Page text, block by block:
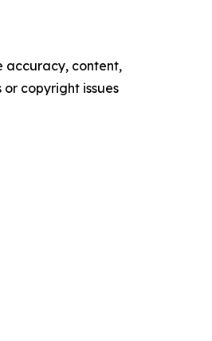
accuracy, content,
copyright issues